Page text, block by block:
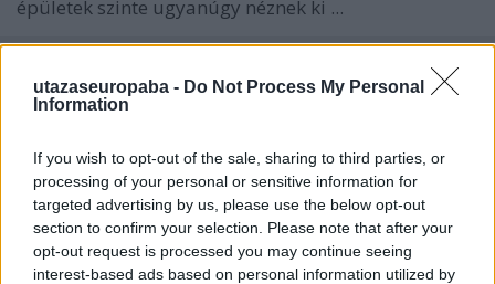
utazaseuropaba - Do Not Process My Personal
Information
If you wish to opt-out of the sale, sharing to third parties, or
processing of your personal or sensitive information for
targeted advertising by us, please use the below opt-out
section to confirm your selection. Please note that after your
opt-out request is processed you may continue seeing
interest-based ads based on personal information utilized by
épületek szinte ugyanúgy néznek ki ...